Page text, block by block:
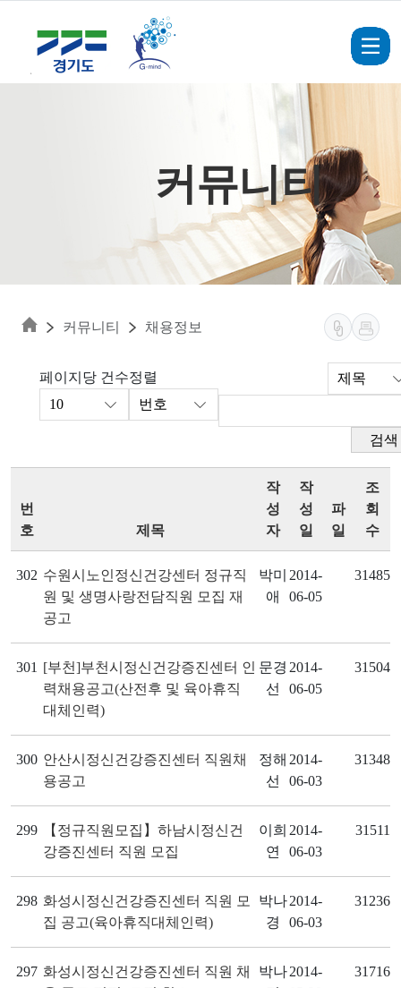
커뮤니티
커뮤니티 채용정보
페이지당 건수정렬
검색
번
호
제목
작
성
자
작
성
일
파
일
조
회
수
302 수원시노인정신건강센터 정규직
원 및 생명사랑전담직원 모집 재
공고
박미
애
2014-
06-05
31485
301 [부천]부천시정신건강증진센터 인
력채용공고(산전후 및 육아휴직
대체인력)
문경
선
2014-
06-05
31504
300 안산시정신건강증진센터 직원채
용공고
정해
선
2014-
06-03
31348
299
【정규직원모집】하남시정신건
강증진센터 직원 모집
이희
연
2014-
06-03
31511
298 화성시정신건강증진센터 직원 모
집 공고(육아휴직대체인력)
박나
경
2014-
06-03
31236
297 화성시정신건강증진센터 직원 채
박나2014-
31716